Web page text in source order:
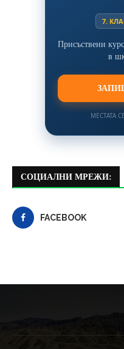
7.
Присъствени
в
МЕСТАТА
СОЦИАЛНИ МРЕЖИ:
FACEBOOK